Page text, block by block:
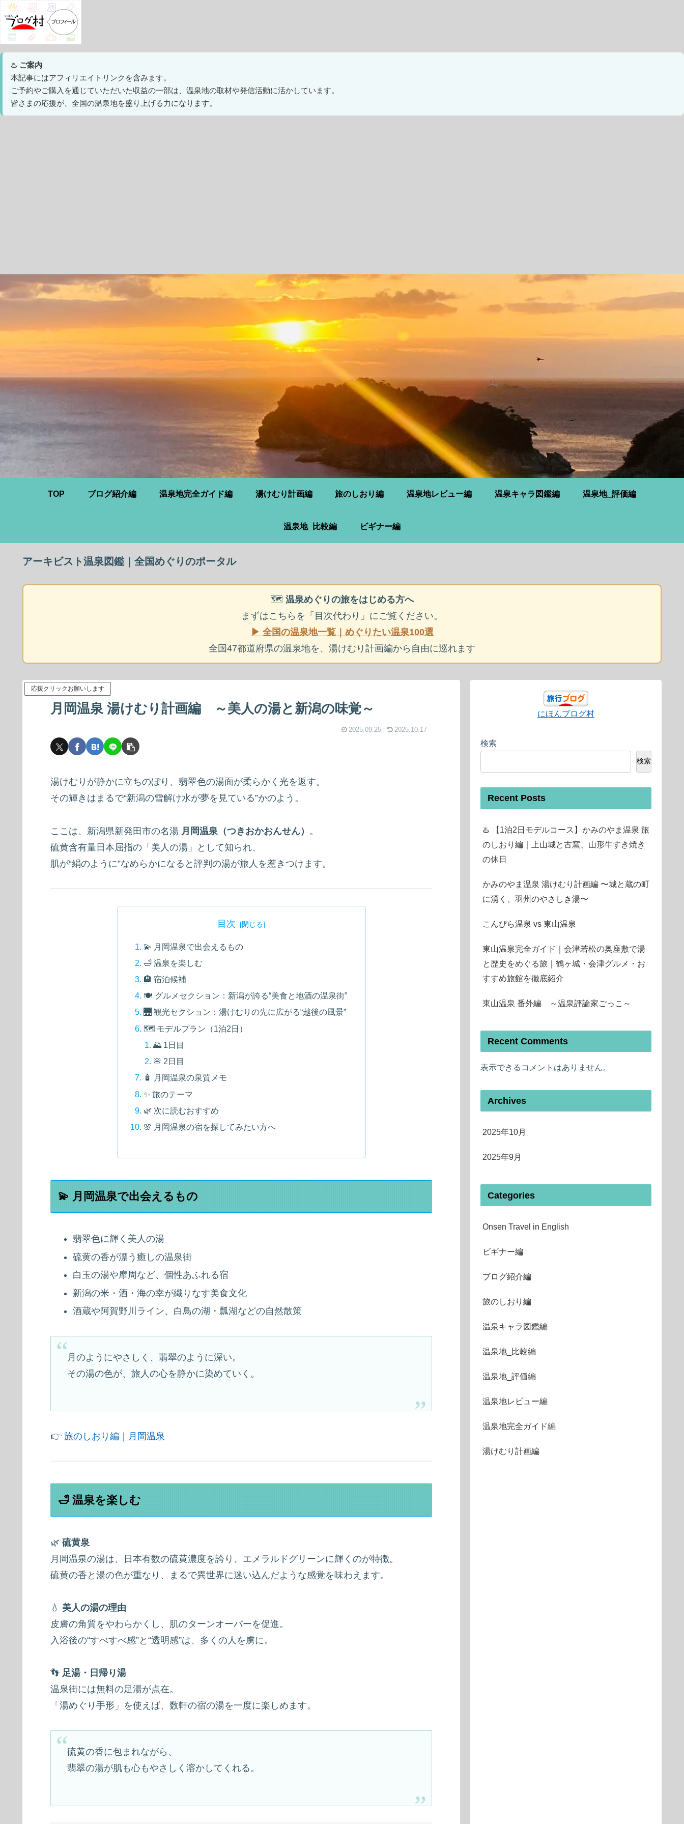
♨️ ご案内
本記事にはアフィリエイトリンクを含みます。
ご予約やご購入を通じていただいた収益の一部は、温泉地の取材や発信活動に活かしています。
皆さまの応援が、全国の温泉地を盛り上げる力になります。
TOP ブログ紹介編 温泉地完全ガイド編 湯けむり計画編 旅のしおり編 温泉地レビュー編 温泉キャラ図鑑編 温泉地_評価編
温泉地_比較編 ビギナー編
アーキビスト温泉図鑑｜全国めぐりのポータル
🗺️ 温泉めぐりの旅をはじめる方へ
まずはこちらを「目次代わり」にご覧ください。
▶ 全国の温泉地一覧｜めぐりたい温泉100選
全国47都道府県の温泉地を、湯けむり計画編から自由に巡れます
応援クリックお願いします
月岡温泉 湯けむり計画編 ～美人の湯と新潟の味覚～
2025.09.25 2025.10.17
湯けむりが静かに立ちのぼり、翡翠色の湯面が柔らかく光を返す。
その輝きはまるで“新潟の雪解け水が夢を見ている”かのよう。
ここは、新潟県新発田市の名湯 月岡温泉（つきおかおんせん） 。
硫黄含有量日本屈指の「美人の湯」として知られ、
肌が“絹のように”なめらかになると評判の湯が旅人を惹きつけます。
目次
💫 月岡温泉で出会えるもの
🛁 温泉を楽しむ
🏨 宿泊候補
🍽 グルメセクション：新潟が誇る“美食と地酒の温泉街”
🌉 観光セクション：湯けむりの先に広がる“越後の風景”
🗺 モデルプラン（1泊2日）
🌄 1日目
🌸 2日目
🧴 月岡温泉の泉質メモ
✨ 旅のテーマ
🌿 次に読むおすすめ
🌸 月岡温泉の宿を探してみたい方へ
💫 月岡温泉で出会えるもの
翡翠色に輝く美人の湯
硫黄の香が漂う癒しの温泉街
白玉の湯や摩周など、個性あふれる宿
新潟の米・酒・海の幸が織りなす美食文化
酒蔵や阿賀野川ライン、白鳥の湖・瓢湖などの自然散策
月のようにやさしく、翡翠のように深い。
その湯の色が、旅人の心を静かに染めていく。
👉 旅のしおり編｜月岡温泉
🛁 温泉を楽しむ
🌿 硫黄泉
月岡温泉の湯は、日本有数の硫黄濃度を誇り、エメラルドグリーンに輝くのが特徴。
硫黄の香と湯の色が重なり、まるで異世界に迷い込んだような感覚を味わえます。
💧 美人の湯の理由
皮膚の角質をやわらかくし、肌のターンオーバーを促進。
入浴後の“すべすべ感”と“透明感”は、多くの人を虜に。
👣 足湯・日帰り湯
温泉街には無料の足湯が点在。
「湯めぐり手形」を使えば、数軒の宿の湯を一度に楽しめます。
硫黄の香に包まれながら、
翡翠の湯が肌も心もやさしく溶かしてくれる。
にほんブログ村
検索
検索
Recent Posts
♨️ 【1泊2日モデルコース】かみのやま温泉 旅
のしおり編｜上山城と古窯、山形牛すき焼き
の休日
かみのやま温泉 湯けむり計画編 〜城と蔵の町
に湧く、羽州のやさしき湯〜
こんぴら温泉 vs 東山温泉
東山温泉完全ガイド｜会津若松の奥座敷で湯
と歴史をめぐる旅｜鶴ヶ城・会津グルメ・お
すすめ旅館を徹底紹介
東山温泉 番外編 ～温泉評論家ごっこ～
Recent Comments
表示できるコメントはありません。
Archives
2025年10月
2025年9月
Categories
Onsen Travel in English
ビギナー編
ブログ紹介編
旅のしおり編
温泉キャラ図鑑編
温泉地_比較編
温泉地_評価編
温泉地レビュー編
温泉地完全ガイド編
湯けむり計画編